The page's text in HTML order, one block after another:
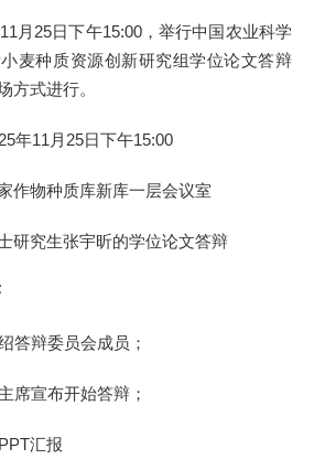
月25日下午15:00，举行中国农业科学
麦种质资源创新研究组学位论文答辩
方式进行。
年11月25日下午15:00
作物种质库新库一层会议室
研究生张宇昕的学位论文答辩
答辩委员会成员；
席宣布开始答辩；
汇报